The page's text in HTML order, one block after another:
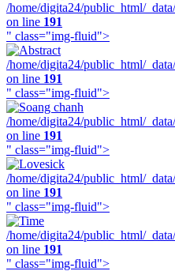
/home/digita24/public_html/
on line 191
" class="img-fluid">
/home/digita24/public_html/
on line 191
" class="img-fluid">
/home/digita24/public_html/
on line 191
" class="img-fluid">
/home/digita24/public_html/
on line 191
" class="img-fluid">
/home/digita24/public_html/
on line 191
" class="img-fluid">